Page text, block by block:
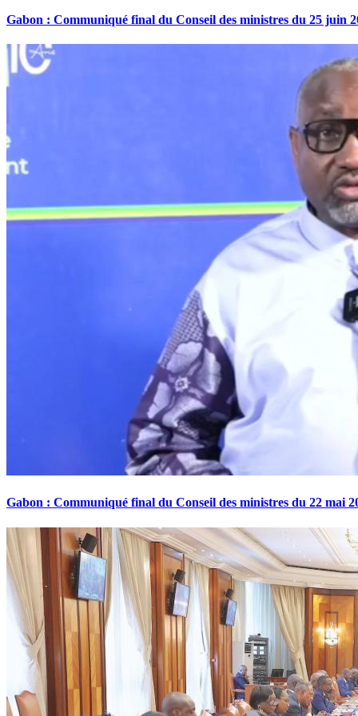
Gabon : Communiqué final du Conseil des ministres du 25 juin
Gabon : Communiqué final du Conseil des ministres du 22 mai